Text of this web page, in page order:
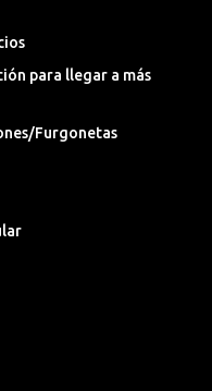
para llegar a más
Furgonetas